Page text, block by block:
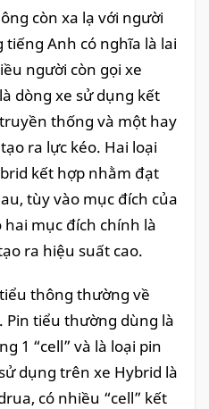
còn xa lạ với người
Anh có nghĩa là lai
người còn gọi xe
dòng xe sử dụng kết
thống và một hay
ra lực kéo. Hai loại
kết hợp nhằm đạt
tùy vào mục đích của
mục đích chính là
ra hiệu suất cao.
thông thường về
tiểu thường dùng là
1 “cell” và là loại pin
dụng trên xe Hybrid là
có nhiều “cell” kết